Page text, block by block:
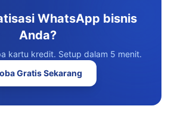
WhatsApp bisnis
Anda?
kartu kredit. Setup dalam 5 menit.
Gratis Sekarang